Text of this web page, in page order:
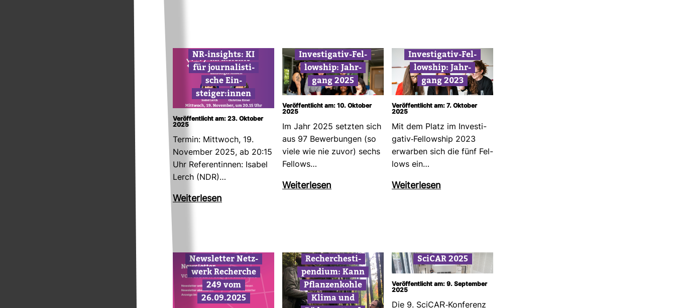
NR-​insights: KI
für jour­na­lis­ti­
sche Ein­
steiger:innen
Veröffentlicht am: 23. Oktober
2025
Termin: Mitt­woch, 19.
November 2025, ab 20:15
Uhr Refe­ren­tinnen: Isabel
Lerch (NDR)…
Wei­ter­lesen
Inves­ti­gativ-​Fel­
low­ship: Jahr­
gang 2025
Veröffentlicht am: 10. Oktober
2025
Im Jahr 2025 setzten sich
aus 97 Bewer­bungen (so
viele wie nie zuvor) sechs
Fel­lows…
Wei­ter­lesen
Inves­ti­gativ-​Fel­
low­ship: Jahr­
gang 2023
Veröffentlicht am: 7. Oktober
2025
Mit dem Platz im Inves­ti­
gativ-​Fel­low­ship 2023
erwarben sich die fünf Fel­
lows ein…
Wei­ter­lesen
News­letter Netz­
werk Recherche
249 vom
26.09.2025
Recher­che­sti­
pen­dium: Kann
Pflan­zen­kohle
Klima und
SciCAR 2025
Veröffentlicht am: 9. September
2025
Die 9. SciCAR-​​Konferenz